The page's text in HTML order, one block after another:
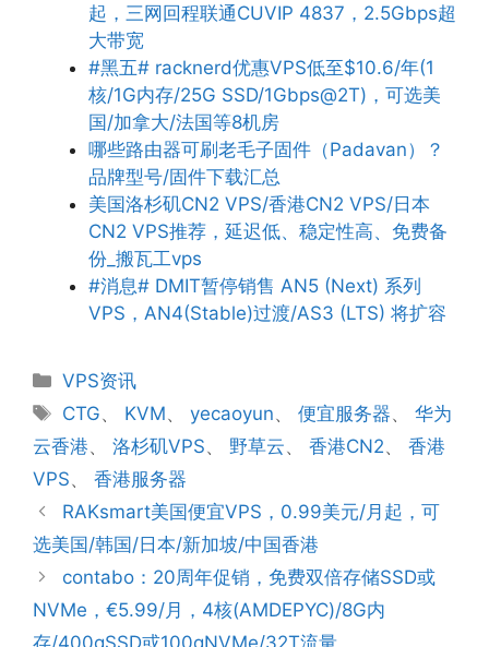
起，三网回程联通CUVIP 4837，2.5Gbps超
大带宽
#黑五# racknerd优惠VPS低至$10.6/年(1
核/1G内存/25G SSD/1Gbps@2T)，可选美
国/加拿大/法国等8机房
哪些路由器可刷老毛子固件（Padavan）？
品牌型号/固件下载汇总
美国洛杉矶CN2 VPS/香港CN2 VPS/日本
CN2 VPS推荐，延迟低、稳定性高、免费备
份_搬瓦工vps
#消息# DMIT暂停销售 AN5 (Next) 系列
VPS，AN4(Stable)过渡/AS3 (LTS) 将扩容
分
类
VPS资讯
标
签
CTG、 KVM、yecaoyun、便宜服务器、华为
云香港、 洛杉矶VPS、 野草云、 香港CN2、 香港
VPS、 香港服务器
RAKsmart美国便宜VPS，0.99美元/月起，可
选美国/韩国/日本/新加坡/中国香港
contabo：20周年促销，免费双倍存储SSD或
NVMe，€5.99/月，4核(AMDEPYC)/8G内
存/400gSSD或100gNVMe/32T流量